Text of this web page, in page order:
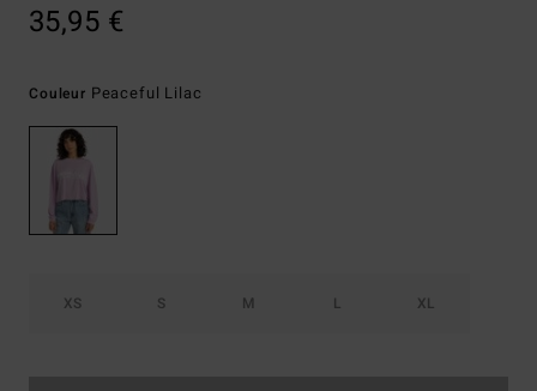
35,95 €
Couleur Peaceful Lilac
XS S M L XL